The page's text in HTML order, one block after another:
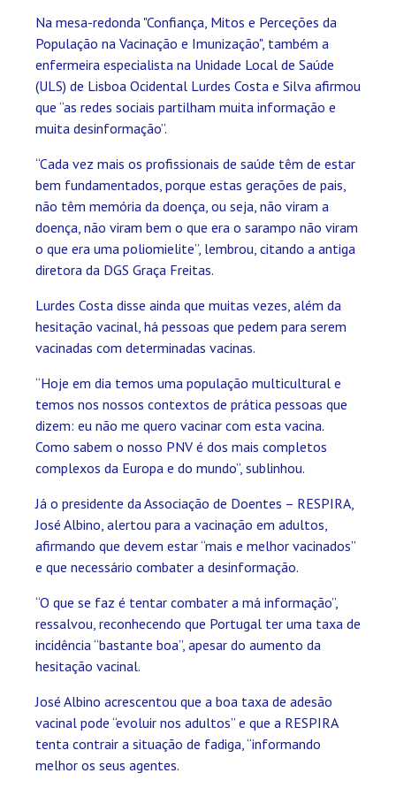
Na mesa-redonda "Confiança, Mitos e Perceções da
População na Vacinação e Imunização", também a
enfermeira especialista na Unidade Local de Saúde
(ULS) de Lisboa Ocidental Lurdes Costa e Silva afirmou
que “as redes sociais partilham muita informação e
muita desinformação”.
“Cada vez mais os profissionais de saúde têm de estar
bem fundamentados, porque estas gerações de pais,
não têm memória da doença, ou seja, não viram a
doença, não viram bem o que era o sarampo não viram
o que era uma poliomielite”, lembrou, citando a antiga
diretora da DGS Graça Freitas.
Lurdes Costa disse ainda que muitas vezes, além da
hesitação vacinal, há pessoas que pedem para serem
vacinadas com determinadas vacinas.
“Hoje em dia temos uma população multicultural e
temos nos nossos contextos de prática pessoas que
dizem: eu não me quero vacinar com esta vacina.
Como sabem o nosso PNV é dos mais completos
complexos da Europa e do mundo”, sublinhou.
Já o presidente da Associação de Doentes – RESPIRA,
José Albino, alertou para a vacinação em adultos,
afirmando que devem estar “mais e melhor vacinados”
e que necessário combater a desinformação.
“O que se faz é tentar combater a má informação”,
ressalvou, reconhecendo que Portugal ter uma taxa de
incidência “bastante boa”, apesar do aumento da
hesitação vacinal.
José Albino acrescentou que a boa taxa de adesão
vacinal pode “evoluir nos adultos” e que a RESPIRA
tenta contrair a situação de fadiga, “informando
melhor os seus agentes.